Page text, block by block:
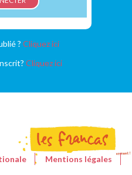
? Cliquez ici
Cliquez ici
Mentions légales